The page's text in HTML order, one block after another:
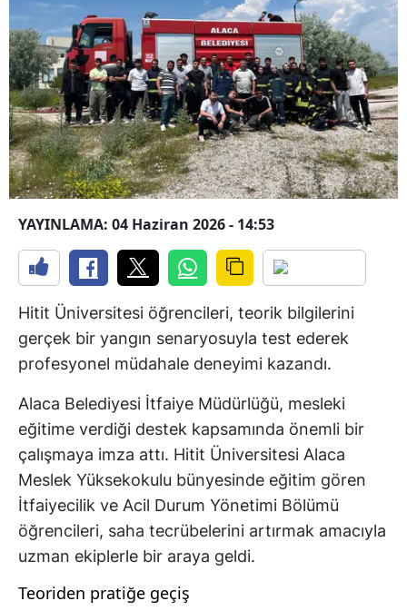
YAYINLAMA: 04 Haziran 2026 - 14:53
Hitit Üniversitesi öğrencileri, teorik bilgilerini
gerçek bir yangın senaryosuyla test ederek
profesyonel müdahale deneyimi kazandı.
Alaca Belediyesi İtfaiye Müdürlüğü, mesleki
eğitime verdiği destek kapsamında önemli bir
çalışmaya imza attı. Hitit Üniversitesi Alaca
Meslek Yüksekokulu bünyesinde eğitim gören
İtfaiyecilik ve Acil Durum Yönetimi Bölümü
öğrencileri, saha tecrübelerini artırmak amacıyla
uzman ekiplerle bir araya geldi.
Teoriden pratiğe geçiş